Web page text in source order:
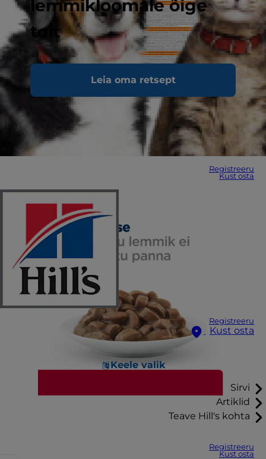
lemmikloomale õige
toit
Leia oma retsept
Registreeru
Kust osta
Registreeru
Kust osta
Keele valik
Sirvi
Artiklid
Teave Hill's kohta
Registreeru
Kust osta